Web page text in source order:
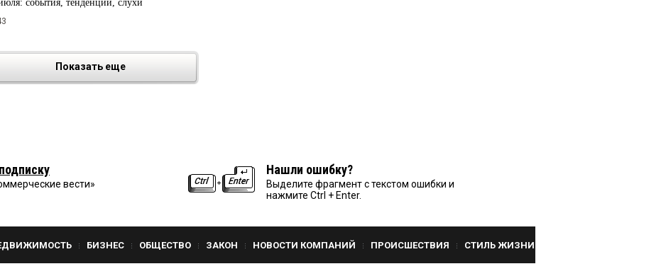
события, тенденции, слухи
Показать еще
вести»
Нашли ошибку?
Выделите фрагмент с текстом ошибки и
нажмите Ctrl + Enter.
БИЗНЕС ОБЩЕСТВО ЗАКОН НОВОСТИ КОМПАНИЙ ПРОИСШЕСТВИЯ СТИЛЬ ЖИЗНИ